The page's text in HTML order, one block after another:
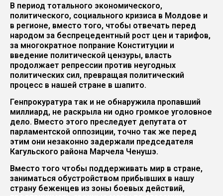
В период тотального экономического,
политического, социального кризиса в Молдове и
в регионе, вместо того, чтобы отвечать перед
народом за беспрецедентный рост цен и тарифов,
за многократное попрание Конституции и
введение политической цензуры, власть
продолжает репрессии против неугодных
политических сил, превращая политический
процесс в нашей стране в шапито.
Генпрокуратура так и не обнаружила пропавший
миллиард, не раскрыла ни одно громкое уголовное
дело. Вместо этого преследует депутата от
парламентской оппозиции, точно так же перед
этим они незаконно задержали председателя
Кагульского района Марчела Ченушэ.
Вместо того чтобы поддерживать мир в стране,
заниматься обустройством прибывших в нашу
страну беженцев из зоны боевых действий,